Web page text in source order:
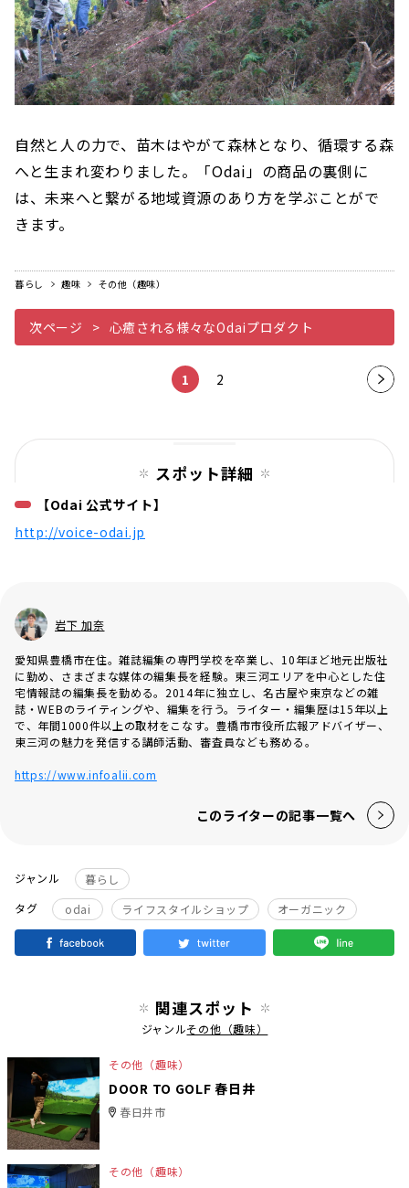
自然と人の力で、苗木はやがて森林となり、循環する森
へと生まれ変わりました。「Odai」の商品の裏側に
は、未来へと繋がる地域資源のあり方を学ぶことがで
きます。
暮らし 趣味 その他（趣味）
次ページ 心癒される様々なOdaiプロダクト
1 2
次の
スポット詳細
【Odai 公式サイト】
http://voice-odai.jp
岩下 加奈
愛知県豊橋市在住。雑誌編集の専門学校を卒業し、10年ほど地元出版社
に勤め、さまざまな媒体の編集長を経験。東三河エリアを中心とした住
宅情報誌の編集長を勤める。2014年に独立し、名古屋や東京などの雑
誌・WEBのライティングや、編集を行う。ライター・編集歴は15年以上
で、年間1000件以上の取材をこなす。豊橋市市役所広報アドバイザー、
東三河の魅力を発信する講師活動、審査員なども務める。
https://www.infoalii.com
このライターの記事一覧へ
ジャンル
暮らし
タグ
odai ライフスタイルショップ オーガニック
関連スポット
ジャンルその他（趣味）
その他（趣味）
DOOR TO GOLF 春日井
春日井市
その他（趣味）